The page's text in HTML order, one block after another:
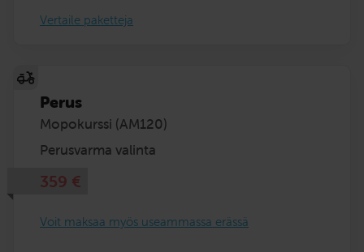
Vertaile paketteja
Perus
Mopokurssi (AM120)
Perusvarma valinta
359 €
Voit maksaa myös useammassa erässä